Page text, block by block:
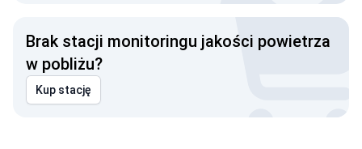
Brak stacji monitoringu jakości powietrza
w pobliżu?
Kup stację